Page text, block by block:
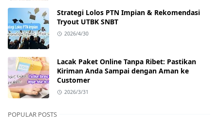
Strategi Lolos PTN Impian & Rekomendasi
Tryout UTBK SNBT
2026/4/30
Lacak Paket Online Tanpa Ribet: Pastikan
Kiriman Anda Sampai dengan Aman ke
Customer
2026/3/31
POPULAR POSTS